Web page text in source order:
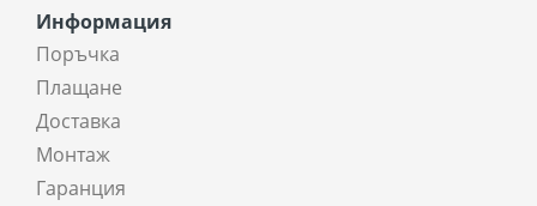
Информация
Поръчка
Плащане
Доставка
Монтаж
Гаранция